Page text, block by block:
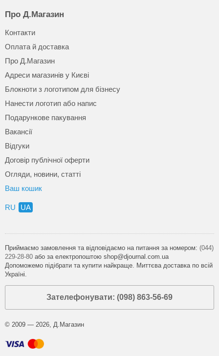
Про Д.Магазин
Контакти
Оплата й доставка
Про Д.Магазин
Адреси магазинів у Києві
Блокноти з логотипом для бізнесу
Нанести логотип або напис
Подарункове пакування
Вакансії
Відгуки
Договір публічної оферти
Огляди, новини, статті
Ваш кошик
RU UA
Приймаємо замовлення та відповідаємо на питання за номером: (044)
229-28-80 або за електропоштою shop@djournal.com.ua
Допоможемо підібрати та купити найкраще. Миттєва доставка по всій
Україні.
Зателефонувати: (098) 863-56-69
© 2009 — 2026, Д.Магазин